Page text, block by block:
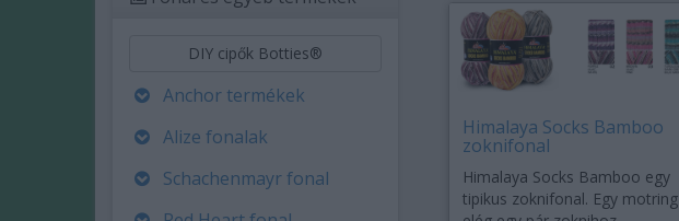
DIY cipők Botties®
Anchor termékek
Alize fonalak
Schachenmayr fonal
Himalaya Socks Bamboo
zoknifonal
Himalaya Socks Bamboo egy
tipikus zoknifonal. Egy motring